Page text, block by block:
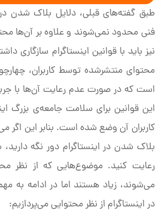
طبق گفته‌های قبلی، دلایل بلاک شدن در
فنی محدود نمی‌شوند و علاوه بر آن‌ها
نیز باید با قوانین اینستاگرام سازگاری
محتوای منتشرشده توسط کاربران،
است که در صورت عدم رعایت آن‌ها با
این قوانین برای سلامت جامعه‌ی بزرگ
کاربران آن وضع شده است. بنابر این اگر
بلاک شدن در اینستاگرام دور نگه
رعایت کنید. موضوع‌هایی که از نظر
می‌شوند، زیاد هستند اما در ادامه به
در اینستاگرام از نظر محتوایی می‌پردازیم: